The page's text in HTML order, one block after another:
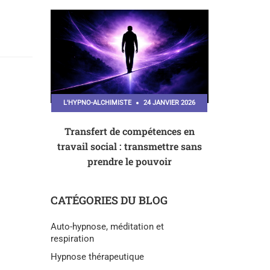
L'HYPNO-ALCHIMISTE 24 JANVIER 2026
Transfert de compétences en
travail social : transmettre sans
prendre le pouvoir
CATÉGORIES DU BLOG
Auto-hypnose, méditation et
respiration
Hypnose thérapeutique